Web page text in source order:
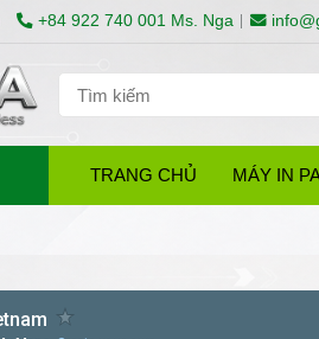
+84 922 740 001 Ms. Nga
TRANG CHỦ MÁY IN